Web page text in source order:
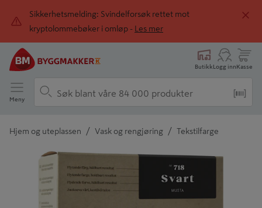
Sikkerhetsmelding: Svindelforsøk rettet mot
kryptolommebøker i omløp -
Les mer
ButikkLogg innKasse
Meny
Hjem og uteplassen / Vask og rengjøring / Tekstilfarge
Detaljert beskrivelse finnes i produktbeskrivelsen